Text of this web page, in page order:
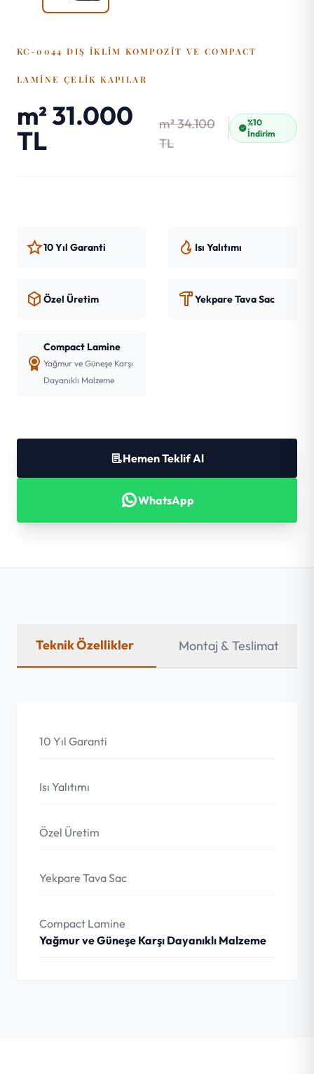
KC-0044 DIŞ İKLIM KOMPOZIT VE COMPACT
LAMINE ÇELIK KAPILAR
m² 31.000
TL
m² 34.100
TL
%10
İndirim
10 Yıl Garanti Isı Yalıtımı
Özel Üretim Yekpare Tava Sac
Compact Lamine
Yağmur ve Güneşe Karşı
Dayanıklı Malzeme
Hemen Teklif Al
WhatsApp
Teknik Özellikler Montaj & Teslimat
10 Yıl Garanti
Isı Yalıtımı
Özel Üretim
Yekpare Tava Sac
Compact Lamine
Yağmur ve Güneşe Karşı Dayanıklı Malzeme